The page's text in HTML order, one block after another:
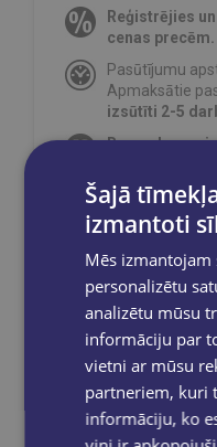
Reģistrējies
cenas precēm.
Pasūtījumu
Apmaksātie
izsūtīti 2-5
Bezmaksas
Bezmaksas
grāmatnīcā 1-5
pasūtījums būs
e-pastu un/ vai
Dalies sociālajos
Šajā
izmantoti
Mēs izmantojam
personalizētu
analizētu mūsu
informāciju par
vietni ar mūsu
partneriem, kuri
informāciju, ko